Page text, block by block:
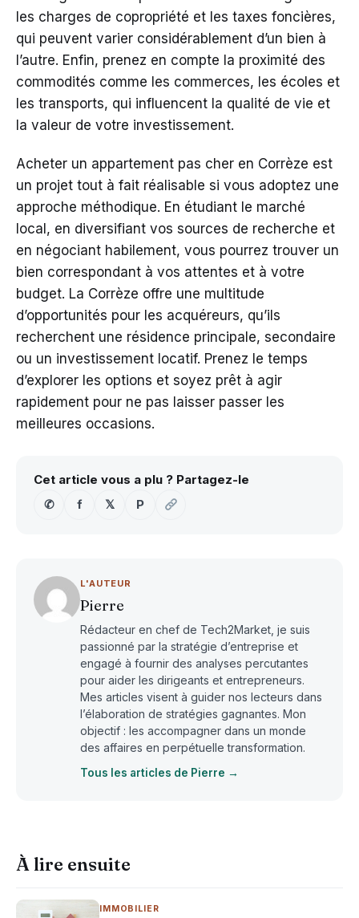
les charges de copropriété et les taxes foncières,
qui peuvent varier considérablement d’un bien à
l’autre. Enfin, prenez en compte la proximité des
commodités comme les commerces, les écoles et
les transports, qui influencent la qualité de vie et
la valeur de votre investissement.
Acheter un appartement pas cher en Corrèze est
un projet tout à fait réalisable si vous adoptez une
approche méthodique. En étudiant le marché
local, en diversifiant vos sources de recherche et
en négociant habilement, vous pourrez trouver un
bien correspondant à vos attentes et à votre
budget. La Corrèze offre une multitude
d’opportunités pour les acquéreurs, qu’ils
recherchent une résidence principale, secondaire
ou un investissement locatif. Prenez le temps
d’explorer les options et soyez prêt à agir
rapidement pour ne pas laisser passer les
meilleures occasions.
Cet article vous a plu ? Partagez-le
✆
f 𝕏 P
L'AUTEUR
Pierre
Rédacteur en chef de Tech2Market, je suis
passionné par la stratégie d’entreprise et
engagé à fournir des analyses percutantes
pour aider les dirigeants et entrepreneurs.
Mes articles visent à guider nos lecteurs dans
l’élaboration de stratégies gagnantes. Mon
objectif : les accompagner dans un monde
des affaires en perpétuelle transformation.
Tous les articles de Pierre →
À lire ensuite
IMMOBILIER